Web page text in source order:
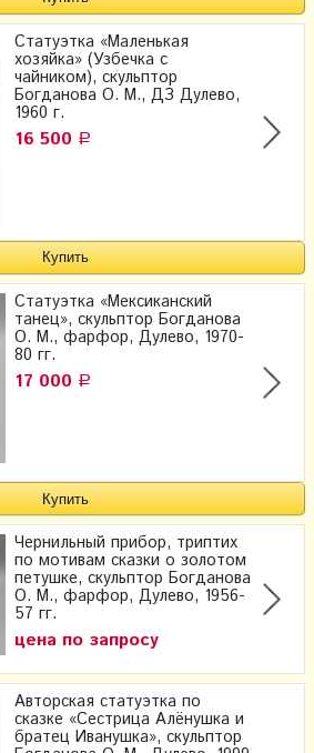
Статуэтка «Маленькая
хозяйка» (Узбечка с
чайником), скульптор
Богданова О. М., ДЗ Дулево,
1960 г.
16 500 Р
Статуэтка «Мексиканский
танец», скульптор Богданова
О. М., фарфор, Дулево, 1970-
80 гг.
17 000 Р
Чернильный прибор, триптих
по мотивам сказки о золотом
петушке, скульптор Богданова
О. М., фарфор, Дулево, 1956-
57 гг.
цена по запросу
Авторская статуэтка по
сказке «Сестрица Алёнушка и
братец Иванушка», скульптор